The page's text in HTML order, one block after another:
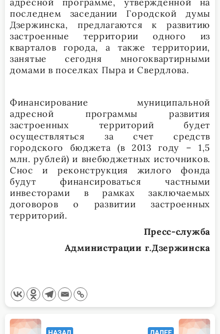
последнем заседании Городской думы
Дзержинска, предлагаются к развитию
застроенные территории одного из
кварталов города, а также территории,
занятые сегодня многоквартирными
домами в поселках Пыра и Свердлова.
Финансирование муниципальной
адресной программы развития
застроенных территорий будет
осуществляться за счет средств
городского бюджета (в 2013 году – 1,5
млн. рублей) и внебюджетных источников.
Снос и реконструкция жилого фонда
будут финансироваться частными
инвесторами в рамках заключаемых
договоров о развитии застроенных
территорий.
Пресс-служба
Администрации г.Дзержинска
<span
НАЗАД ДАЛЕЕ